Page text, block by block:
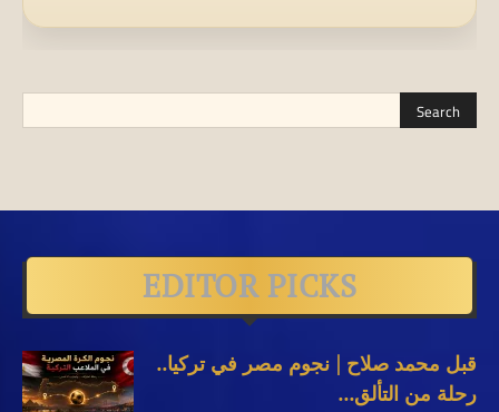
EDITOR PICKS
قبل محمد صلاح | نجوم مصر في تركيا..
رحلة من التألق...